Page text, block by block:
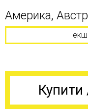
Америка,